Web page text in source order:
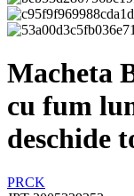
Macheta
cu fum
deschide
PRCK